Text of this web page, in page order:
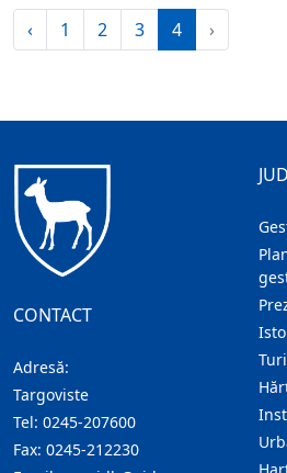
‹ 1 2 3 4 ›
CONTACT
Adresă:
Targoviste
Tel: 0245-207600
Fax: 0245-212230